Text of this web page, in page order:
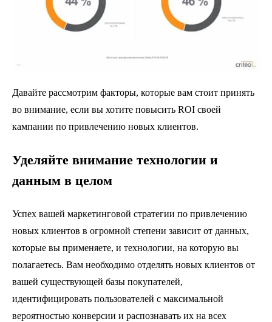
Давайте рассмотрим факторы, которые вам стоит принять
во внимание, если вы хотите повысить ROI своей
кампании по привлечению новых клиентов.
Уделяйте внимание технологии и
данным в целом
Успех вашей маркетинговой стратегии по привлечению
новых клиентов в огромной степени зависит от данных,
которые вы применяете, и технологии, на которую вы
полагаетесь. Вам необходимо отделять новых клиентов от
вашей существующей базы покупателей,
идентифицировать пользователей с максимальной
вероятностью конверсии и распознавать их на всех